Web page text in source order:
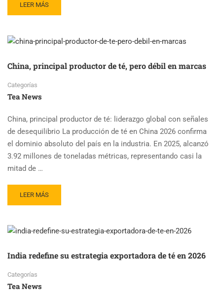
READ
MORE
EXPORTADORA
AL
CIERRE
DEL
TÉ
LEER MÁS
China, principal productor de té, pero débil en marcas
Categorías
Tea News
China, principal productor de té: liderazgo global con señales
de desequilibrio La producción de té en China 2026 confirma
el dominio absoluto del país en la industria. En 2025, alcanzó
3.92 millones de toneladas métricas, representando casi la
mitad de …
READ
MORE
PRINCIPAL
DE
PERO
DÉBIL
LEER MÁS
India redefine su estrategia exportadora de té en 2026
Categorías
Tea News